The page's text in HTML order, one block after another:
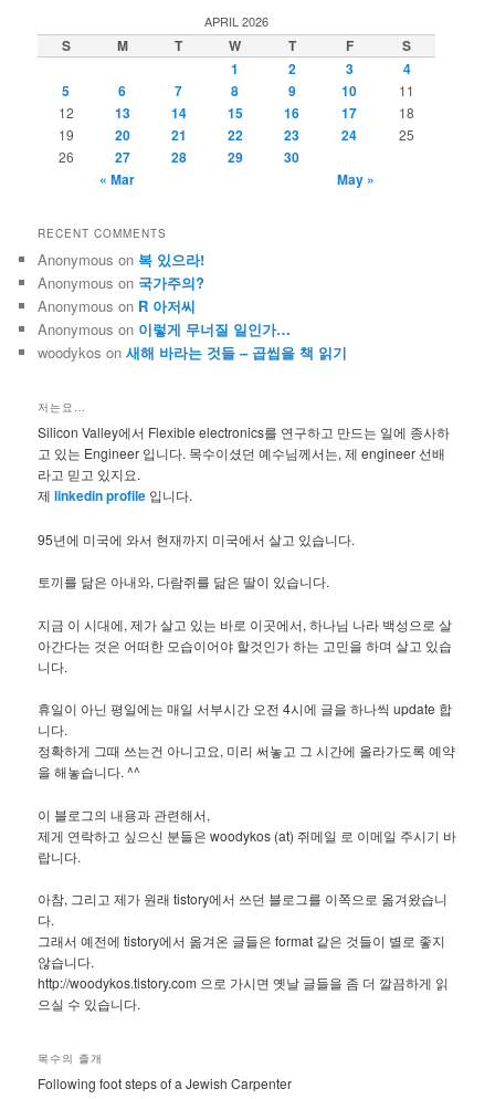
c
h
APRIL 2026
S M T W T F
S
1
2 3
4
5
6 7 8 9 10
11
12
13 14 15 16 17
18
19
20 21 22 23 24
25
26
27 28 29
30
« Mar
May »
RECENT COMMENTS
Anonymous on 복 있으라!
Anonymous on 국가주의?
Anonymous on R 아저씨
Anonymous on 이렇게 무너질 일인가…
woodykos on새해 바라는 것들 – 곱씹을 책 읽기
저는요…
Silicon Valley에서 Flexible electronics를 연구하고 만드는 일에 종사하
고 있는 Engineer 입니다. 목수이셨던 예수님께서는, 제 engineer 선배
라고 믿고 있지요.
제linkedin profile 입니다.
95년에 미국에 와서 현재까지 미국에서 살고 있습니다.
토끼를 닮은 아내와, 다람쥐를 닮은 딸이 있습니다.
지금 이 시대에, 제가 살고 있는 바로 이곳에서, 하나님 나라 백성으로 살
아간다는 것은 어떠한 모습이어야 할것인가 하는 고민을 하며 살고 있습
니다.
휴일이 아닌 평일에는 매일 서부시간 오전 4시에 글을 하나씩 update 합
니다.
정확하게 그때 쓰는건 아니고요, 미리 써놓고 그 시간에 올라가도록 예약
을 해놓습니다. ^^
이 블로그의 내용과 관련해서,
제게 연락하고 싶으신 분들은 woodykos (at) 쥐메일 로 이메일 주시기 바
랍니다.
아참, 그리고 제가 원래 tistory에서 쓰던 블로그를 이쪽으로 옮겨왔습니
다.
그래서 예전에 tistory에서 옮겨온 글들은 format 같은 것들이 별로 좋지
않습니다.
http://woodykos.tistory.com 으로 가시면 옛날 글들을 좀 더 깔끔하게 읽
으실 수 있습니다.
목수의 졸개
Following foot steps of a Jewish Carpenter